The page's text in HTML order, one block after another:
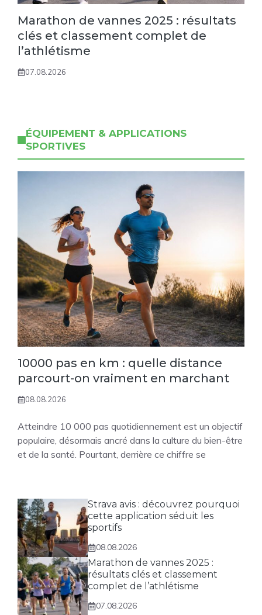
Marathon de vannes 2025 : résultats
clés et classement complet de
l’athlétisme
07.08.2026
ÉQUIPEMENT & APPLICATIONS
SPORTIVES
10000 pas en km : quelle distance
parcourt-on vraiment en marchant
08.08.2026
Atteindre 10 000 pas quotidiennement est un objectif
populaire, désormais ancré dans la culture du bien-être
et de la santé. Pourtant, derrière ce chiffre se
Strava avis : découvrez pourquoi
cette application séduit les
sportifs
08.08.2026
Marathon de vannes 2025 :
résultats clés et classement
complet de l’athlétisme
07.08.2026